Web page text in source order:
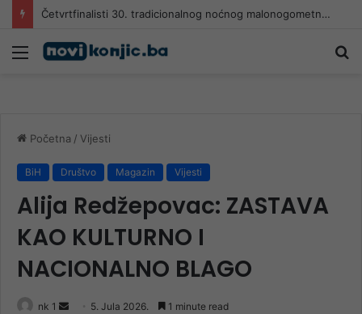
Četvrtfinalisti 30. tradicionalnog noćnog malonogometnog turnira “Jablanica 2026
Meni
Početna / Vijesti
BiH Društvo Magazin Vijesti
Alija Redžepovac: ZASTAVA
KAO KULTURNO I
NACIONALNO BLAGO
nk 1
Send 5. Jula 2026. 1 minute read